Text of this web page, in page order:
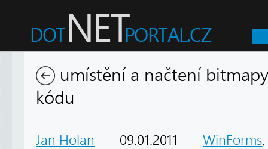
umístění a načtení
kódu
Jan Holan 09.01.2011 WinForms,